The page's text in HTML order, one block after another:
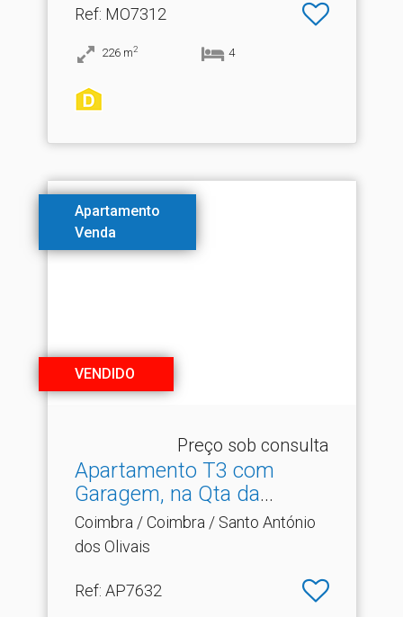
Ref: MO7312
226 m2 4
Apartamento
Venda
VENDIDO
Preço sob consulta
Apartamento T3 com
Garagem, na Qta da
Portela.​..
Coimbra / Coimbra / Santo António
dos Olivais
Ref: AP7632